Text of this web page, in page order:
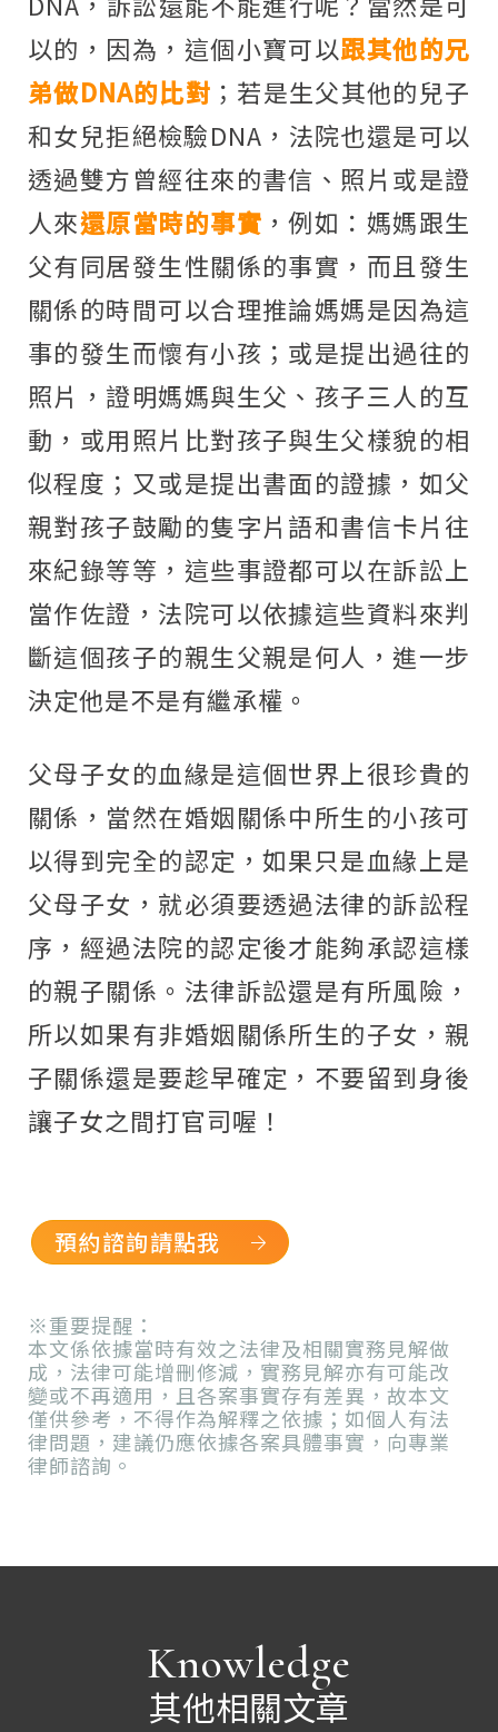
以的，因為，這個小寶可以跟其他的兄
弟做DNA的比對 ；若是生父其他的兒子
和女兒拒絕檢驗DNA，法院也還是可以
透過雙方曾經往來的書信、照片或是證
人來還原當時的事實 ，例如：媽媽跟生
父有同居發生性關係的事實，而且發生
關係的時間可以合理推論媽媽是因為這
事的發生而懷有小孩；或是提出過往的
照片，證明媽媽與生父、孩子三人的互
動，或用照片比對孩子與生父樣貌的相
似程度；又或是提出書面的證據，如父
親對孩子鼓勵的隻字片語和書信卡片往
來紀錄等等，這些事證都可以在訴訟上
當作佐證，法院可以依據這些資料來判
斷這個孩子的親生父親是何人，進一步
決定他是不是有繼承權。
父母子女的血緣是這個世界上很珍貴的
關係，當然在婚姻關係中所生的小孩可
以得到完全的認定，如果只是血緣上是
父母子女，就必須要透過法律的訴訟程
序，經過法院的認定後才能夠承認這樣
的親子關係。法律訴訟還是有所風險，
所以如果有非婚姻關係所生的子女，親
子關係還是要趁早確定，不要留到身後
讓子女之間打官司喔！
預約諮詢請點我
※重要提醒：
本文係依據當時有效之法律及相關實務見解做
成，法律可能增刪修減，實務見解亦有可能改
變或不再適用，且各案事實存有差異，故本文
僅供參考，不得作為解釋之依據；如個人有法
律問題，建議仍應依據各案具體事實，向專業
律師諮詢。
Knowledge
其他相關文章